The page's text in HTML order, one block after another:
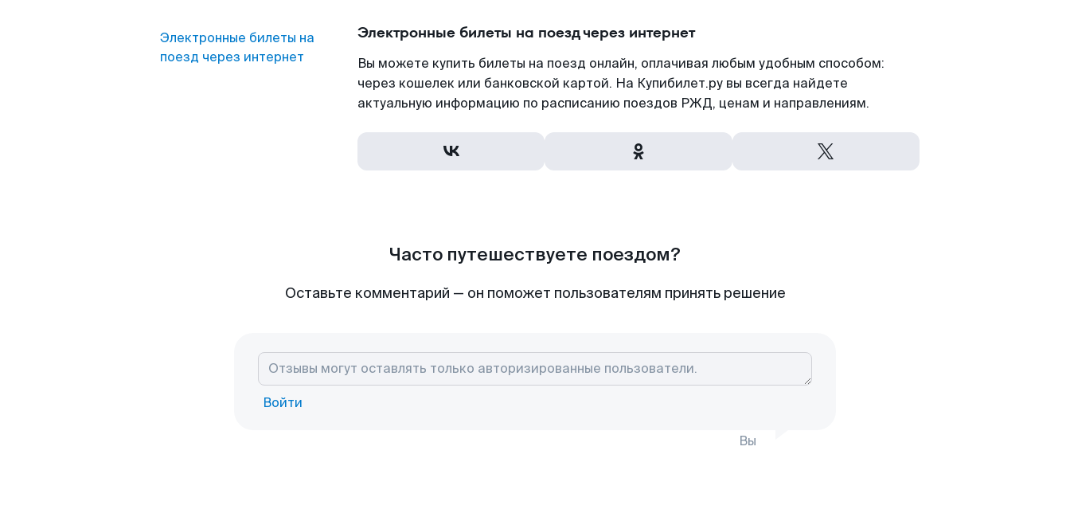
Электронные билеты на
поезд через интернет
Электронные билеты на поезд через интернет
Вы можете купить билеты на поезд онлайн, оплачивая любым удобным способом:
через кошелек или банковской картой. На Купибилет.ру вы всегда найдете
актуальную информацию по расписанию поездов РЖД, ценам и направлениям.
Часто путешествуете поездом?
Оставьте комментарий — он поможет пользователям принять решение
Войти
Вы